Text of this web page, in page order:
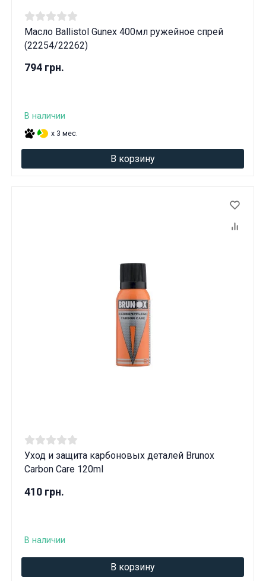
Масло Ballistol Gunex 400мл ружейное спрей
(22254/22262)
794 грн.
В наличии
x 3 мес.
В корзину
Уход и защита карбоновых деталей Brunox
Carbon Care 120ml
410 грн.
В наличии
В корзину